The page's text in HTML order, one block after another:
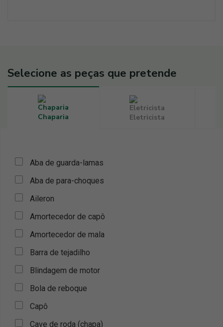
Selecione as peças que pretende
Chaparia Eletricista
Aba de guarda-lamas
Aba de para-choques
Aileron
Amortecedor de capô
Amortecedor de mala
Barra de tejadilho
Blindagem de motor
Bola de reboque
Capô
Cave de roda (chapa)